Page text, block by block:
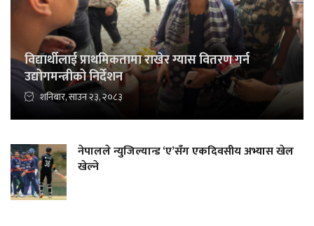
विद्यार्थीलाई प्राथमिकतामा राखेर ग्यास वितरण गर्न
उद्योगमन्त्रीको निर्देशन
शनिबार, साउन २३, २०८३
नेपालले न्युजिल्यान्ड ‘ए’सँग एकदिवसीय अभ्यास खेल
खेल्ने